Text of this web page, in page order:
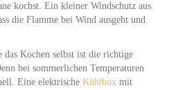
kochst. Ein kleiner Windschutz aus
die Flamme bei Wind ausgeht und
das Kochen selbst ist die richtige
bei sommerlichen Temperaturen
Eine elektrische Kühlbox mit